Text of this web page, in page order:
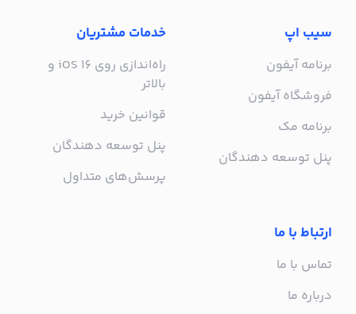
سیب اپ
برنامه آیفون
فروشگاه آیفون
برنامه مک
پنل توسعه دهندگان
خدمات مشتریان
راه‌اندازی روی iOS 16 و
بالاتر
قوانین خرید
پنل توسعه دهندگان
پرسش‌های متداول
ارتباط با ما
تماس با ما
درباره ما